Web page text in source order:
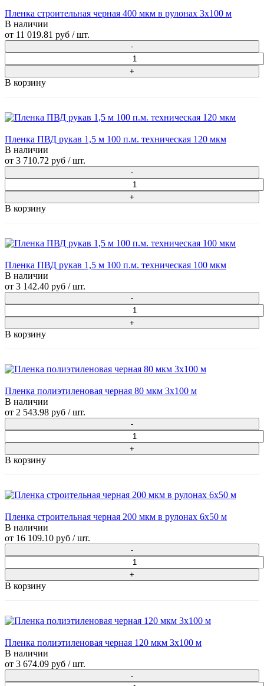
Пленка строительная черная 400 мкм в рулонах 3х100 м
В наличии
от 11 019.81 руб / шт.
В корзину
Пленка ПВД рукав 1,5 м 100 п.м. техническая 120 мкм
В наличии
от 3 710.72 руб / шт.
В корзину
Пленка ПВД рукав 1,5 м 100 п.м. техническая 100 мкм
В наличии
от 3 142.40 руб / шт.
В корзину
Пленка полиэтиленовая черная 80 мкм 3х100 м
В наличии
от 2 543.98 руб / шт.
В корзину
Пленка строительная черная 200 мкм в рулонах 6х50 м
В наличии
от 16 109.10 руб / шт.
В корзину
Пленка полиэтиленовая черная 120 мкм 3х100 м
В наличии
от 3 674.09 руб / шт.